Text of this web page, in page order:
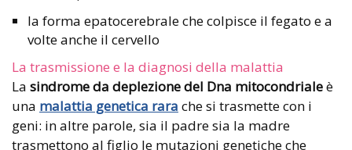
la forma epatocerebrale che colpisce il fegato e a
volte anche il cervello
La trasmissione e la diagnosi della malattia
La sindrome da deplezione del Dna mitocondrialeè
una malattia genetica rara che si trasmette con i
geni: in altre parole, sia il padre sia la madre
trasmettono al figlio le mutazioni genetiche che